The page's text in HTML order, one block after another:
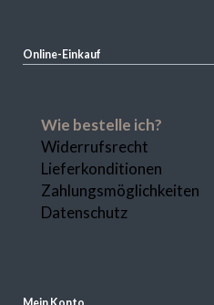
Online-Einkauf
überspringen
Wie bestelle ich?
Widerrufsrecht
Lieferkonditionen
Zahlungsmöglichkeiten
Datenschutz